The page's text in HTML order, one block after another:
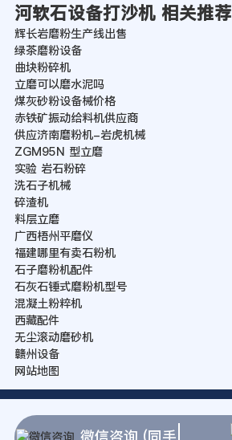
河软石设备打沙机 相关推荐
辉长岩磨粉生产线出售
绿茶磨粉设备
曲块粉碎机
立磨可以磨水泥吗
煤灰砂粉设备械价格
赤铁矿振动给料机供应商
供应济南磨粉机-岩虎机械
ZGM95N 型立磨
实验 岩石粉碎
洗石子机械
碎渣机
料层立磨
广西梧州平磨仪
福建哪里有卖石粉机
石子磨粉机配件
石灰石锤式磨粉机型号
混凝土粉粹机
西藏配件
无尘滚动磨砂机
赣州设备
网站地图